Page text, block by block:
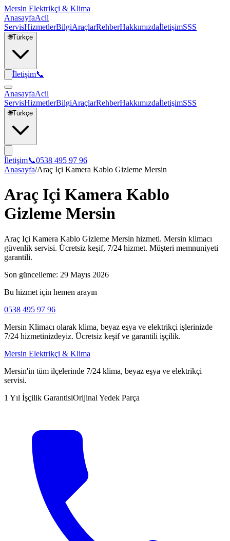
Mersin Elektrikçi & Klima
AnasayfaAcil
ServisHizmetlerBilgiAraçlarRehberHakkımızdaİletişimSSS
🌐Türkçe
İletişim📞
AnasayfaAcil
ServisHizmetlerBilgiAraçlarRehberHakkımızdaİletişimSSS
🌐Türkçe
İletişim📞0538 495 97 96
Anasayfa/Araç Içi Kamera Kablo Gizleme Mersin
Araç Içi Kamera Kablo
Gizleme Mersin
Araç Içi Kamera Kablo Gizleme Mersin hizmeti. Mersin klimacı
güvenlik servisi. Ücretsiz keşif, 7/24 hizmet. Müşteri memnuniyeti
garantili.
Son güncelleme: 29 Mayıs 2026
Bu hizmet için hemen arayın
0538 495 97 96
Mersin Klimacı olarak klima, beyaz eşya ve elektrikçi işlerinizde
7/24 hizmetinizdeyiz. Ücretsiz keşif ve garantili işçilik.
Mersin Elektrikçi & Klima
Mersin'in tüm ilçelerinde 7/24 klima, beyaz eşya ve elektrikçi
servisi.
1 Yıl İşçilik GarantisiOrijinal Yedek Parça